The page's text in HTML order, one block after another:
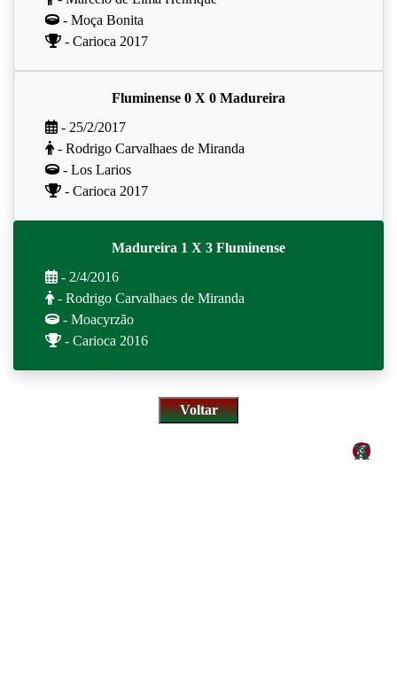
- Moça Bonita
- Carioca 2017
Fluminense 0 X 0 Madureira
- 25/2/2017
- Rodrigo Carvalhaes de Miranda
- Los Larios
- Carioca 2017
Madureira 1 X 3 Fluminense
- 2/4/2016
- Rodrigo Carvalhaes de Miranda
- Moacyrzão
- Carioca 2016